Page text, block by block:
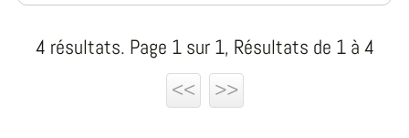
4 résultats. Page 1 sur 1, Résultats de 1 à 4
<<
>>